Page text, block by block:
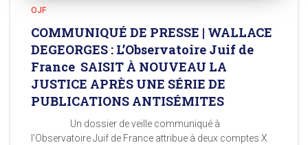
OJF
COMMUNIQUÉ DE PRESSE | WALLACE
DEGEORGES : L’Observatoire Juif de
France SAISIT À NOUVEAU LA
JUSTICE APRÈS UNE SÉRIE DE
PUBLICATIONS ANTISÉMITES
Un dossier de veille communiqué à
l’Observatoire Juif de France attribue à deux comptes X